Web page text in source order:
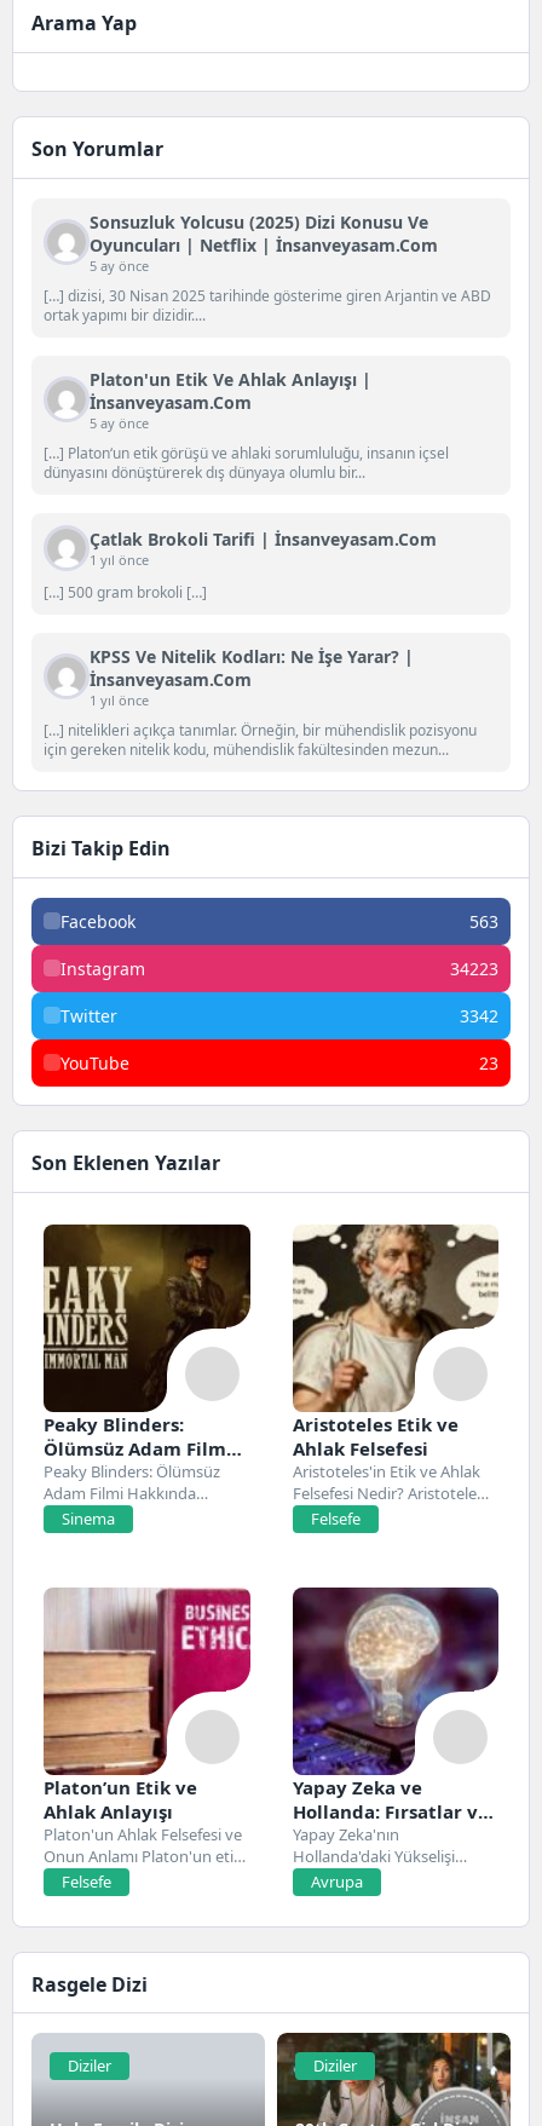
Arama Yap
Son Yorumlar
Sonsuzluk Yolcusu (2025) Dizi Konusu Ve
Oyuncuları | Netflix | İnsanveyasam.com
5 ay önce
[…] dizisi, 30 Nisan 2025 tarihinde gösterime giren Arjantin ve ABD
ortak yapımı bir dizidir....
Platon'un Etik Ve Ahlak Anlayışı |
İnsanveyasam.com
5 ay önce
[…] Platon‘un etik görüşü ve ahlaki sorumluluğu, insanın içsel
dünyasını dönüştürerek dış dünyaya olumlu bir...
Çatlak Brokoli Tarifi | İnsanveyasam.com
1 yıl önce
[…] 500 gram brokoli […]
KPSS Ve Nitelik Kodları: Ne İşe Yarar? |
İnsanveyasam.com
1 yıl önce
[…] nitelikleri açıkça tanımlar. Örneğin, bir mühendislik pozisyonu
için gereken nitelik kodu, mühendislik fakültesinden mezun...
Bizi Takip Edin
Facebook 563
Instagram 34223
Twitter 3342
YouTube 23
Son Eklenen Yazılar
Peaky Blinders:
Ölümsüz Adam Film
Konusu, Oyuncuları
ve İnceleme
Peaky Blinders: Ölümsüz
Adam Filmi Hakkında
Netflix’te 20 Mart 2026...
Sinema
Aristoteles Etik ve
Ahlak Felsefesi
Aristoteles'in Etik ve Ahlak
Felsefesi Nedir? Aristoteles,
Antik Yunan felsefesinin...
Felsefe
Platon’un Etik ve
Ahlak Anlayışı
Platon'un Ahlak Felsefesi ve
Onun Anlamı Platon'un etik
ve ahlak...
Felsefe
Yapay Zeka ve
Hollanda: Fırsatlar ve
Zorluklar
Yapay Zeka'nın
Hollanda'daki Yükselişi
Hollanda, son yıllarda yapay
zeka alanında...
Avrupa
Rasgele Dizi
Diziler Diziler